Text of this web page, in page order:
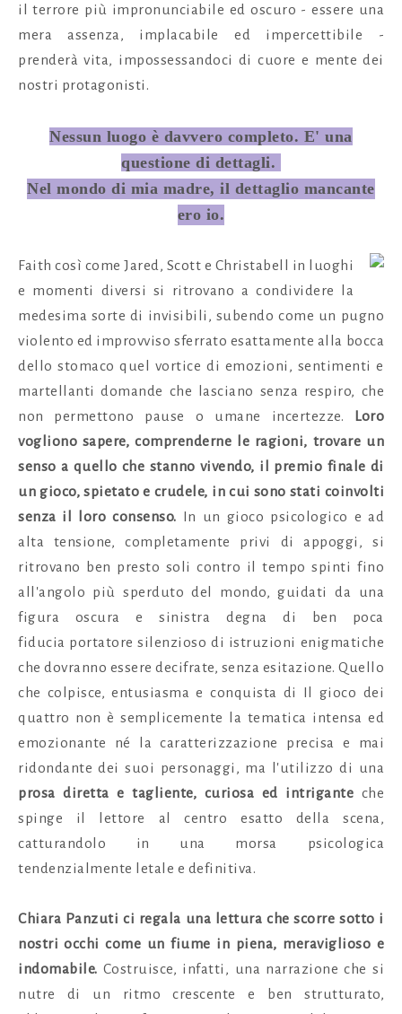
il terrore più impronunciabile ed oscuro - essere una
mera assenza, implacabile ed impercettibile
-
prenderà vita, impossessandoci di cuore e mente dei
nostri protagonisti.
Nessun luogo è davvero completo. E' una
questione di dettagli.
Nel mondo di mia madre, il dettaglio mancante
ero io.
Faith così come Jared, Scott e Christabell in luoghi
e momenti diversi si ritrovano a condividere la
medesima sorte di invisibili, subendo come un pugno
violento ed improvviso sferrato esattamente alla bocca
dello stomaco quel vortice di emozioni, sentimenti e
martellanti domande che lasciano senza respiro, che
non permettono pause o umane incertezze.
Loro
vogliono sapere, comprenderne le ragioni, trovare un
senso a quello che stanno vivendo, il premio finale di
un gioco, spietato e crudele, in cui sono stati coinvolti
senza il loro consenso. In un gioco psicologico e ad
alta tensione, completamente privi di appoggi, si
ritrovano ben presto soli contro il tempo spinti fino
all'angolo più sperduto del mondo, guidati da una
figura oscura e sinistra degna di ben poca
fiducia portatore silenzioso di istruzioni enigmatiche
che dovranno essere decifrate, senza esitazione. Quello
che colpisce, entusiasma e conquista di Il gioco dei
quattro non è semplicemente la tematica intensa ed
emozionante né la caratterizzazione precisa e mai
ridondante dei suoi personaggi, ma l'utilizzo di una
prosa diretta e tagliente, curiosa ed intrigante che
spinge il lettore al centro esatto della scena,
catturandolo in una morsa psicologica
tendenzialmente letale e definitiva.
Chiara Panzuti ci regala una lettura che scorre sotto i
nostri occhi come un fiume in piena, meraviglioso e
indomabile. Costruisce, infatti, una narrazione che si
nutre di un ritmo crescente e ben strutturato,